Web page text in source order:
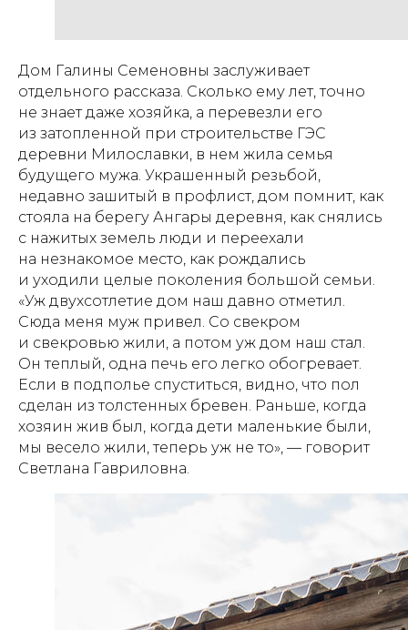
Дом Галины Семеновны заслуживает
отдельного рассказа. Сколько ему лет, точно
не знает даже хозяйка, а перевезли его
из затопленной при строительстве ГЭС
деревни Милославки, в нем жила семья
будущего мужа. Украшенный резьбой,
недавно зашитый в профлист, дом помнит, как
стояла на берегу Ангары деревня, как снялись
с нажитых земель люди и переехали
на незнакомое место, как рождались
и уходили целые поколения большой семьи.
«Уж двухсотлетие дом наш давно отметил.
Сюда меня муж привел. Со свекром
и свекровью жили, а потом уж дом наш стал.
Он теплый, одна печь его легко обогревает.
Если в подполье спуститься, видно, что пол
сделан из толстенных бревен. Раньше, когда
хозяин жив был, когда дети маленькие были,
мы весело жили, теперь уж не то», — говорит
Светлана Гавриловна.